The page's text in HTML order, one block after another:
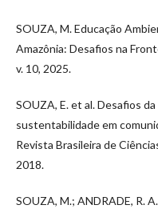
SOUZA, M. Educação
Amazônia: Desafios na
v. 10, 2025.
SOUZA, E. et al. Desafios
sustentabilidade em
Revista Brasileira de
2018.
SOUZA, M.; ANDRADE, R.